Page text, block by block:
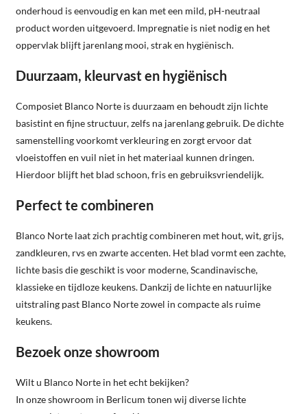
onderhoud is eenvoudig en kan met een mild, pH-neutraal
product worden uitgevoerd. Impregnatie is niet nodig en het
oppervlak blijft jarenlang mooi, strak en hygiënisch.
Duurzaam, kleurvast en hygiënisch
Composiet Blanco Norte is duurzaam en behoudt zijn lichte
basistint en fijne structuur, zelfs na jarenlang gebruik. De dichte
samenstelling voorkomt verkleuring en zorgt ervoor dat
vloeistoffen en vuil niet in het materiaal kunnen dringen.
Hierdoor blijft het blad schoon, fris en gebruiksvriendelijk.
Perfect te combineren
Blanco Norte laat zich prachtig combineren met hout, wit, grijs,
zandkleuren, rvs en zwarte accenten. Het blad vormt een zachte,
lichte basis die geschikt is voor moderne, Scandinavische,
klassieke en tijdloze keukens. Dankzij de lichte en natuurlijke
uitstraling past Blanco Norte zowel in compacte als ruime
keukens.
Bezoek onze showroom
Wilt u Blanco Norte in het echt bekijken?
In onze showroom in Berlicum tonen wij diverse lichte